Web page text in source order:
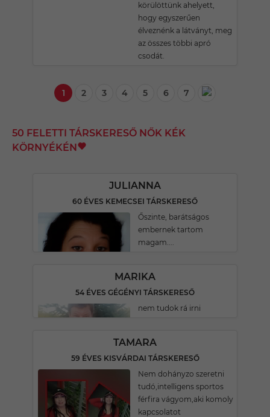
körülöttünk ahelyett,
hogy egyszerűen
élveznénk a látványt, meg
az összes többi apró
csodát.
1 2 3 4 5 6 7
50 FELETTI TÁRSKERESŐ NŐK KÉK
KÖRNYÉKÉN
JULIANNA
60 ÉVES KEMECSEI TÁRSKERESŐ
Őszinte, barátságos
embernek tartom
magam....
MARIKA
54 ÉVES GÉGÉNYI TÁRSKERESŐ
nem tudok rá irni
TAMARA
59 ÉVES KISVÁRDAI TÁRSKERESŐ
Nem dohányzo szeretni
tudó,intelligens sportos
férfira vágyom,aki komoly
kapcsolatot